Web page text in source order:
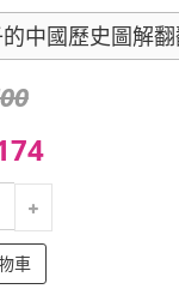
中國歷史圖解
車